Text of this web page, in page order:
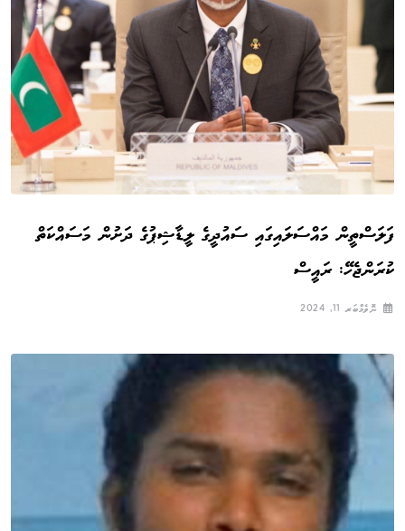
ފަލަސްތީން މައްސަލައިގައި ސައުދީގެ ލީޑާޝިޕުގެ ދަށުން މަސައްކަތް
ކުރަންޖެހޭ: ރައީސް
ނޮވެމްބަރ 11, 2024